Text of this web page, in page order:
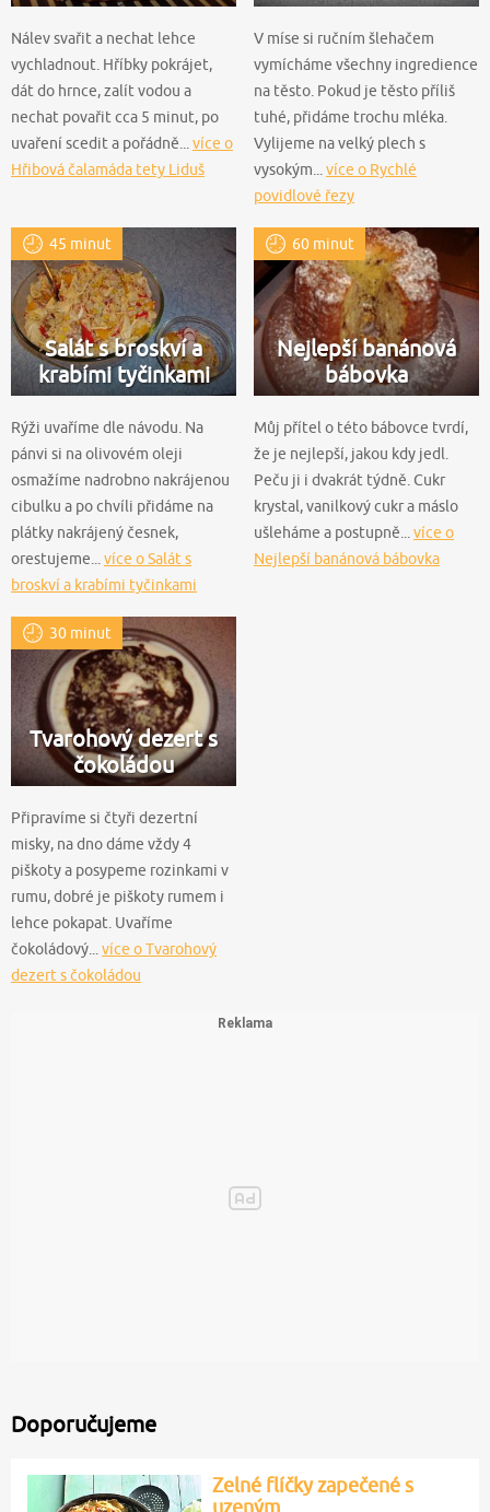
Nálev svařit a nechat lehce
vychladnout. Hříbky pokrájet,
dát do hrnce, zalít vodou a
nechat povařit cca 5 minut, po
uvaření scedit a pořádně... více o
Hřibová čalamáda tety Liduš
V míse si ručním šlehačem
vymícháme všechny ingredience
na těsto. Pokud je těsto příliš
tuhé, přidáme trochu mléka.
Vylijeme na velký plech s
vysokým... více o Rychlé
povidlové řezy
45 minut
Salát s broskví a
krabími tyčinkami
Rýži uvaříme dle návodu. Na
pánvi si na olivovém oleji
osmažíme nadrobno nakrájenou
cibulku a po chvíli přidáme na
plátky nakrájený česnek,
orestujeme...více o Salát s
broskví a krabími tyčinkami
60 minut
Nejlepší banánová
bábovka
Můj přítel o této bábovce tvrdí,
že je nejlepší, jakou kdy jedl.
Peču ji i dvakrát týdně. Cukr
krystal, vanilkový cukr a máslo
ušleháme a postupně...více o
Nejlepší banánová bábovka
30 minut
Tvarohový dezert s
čokoládou
Připravíme si čtyři dezertní
misky, na dno dáme vždy 4
piškoty a posypeme rozinkami v
rumu, dobré je piškoty rumem i
lehce pokapat. Uvaříme
čokoládový... více o Tvarohový
dezert s čokoládou
Doporučujeme
Zelné flíčky zapečené s
uzeným